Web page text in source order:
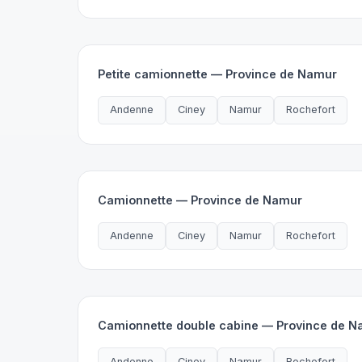
Petite camionnette — Province de Namur
Andenne Ciney Namur Rochefort
Camionnette — Province de Namur
Andenne Ciney Namur Rochefort
Camionnette double cabine — Province de